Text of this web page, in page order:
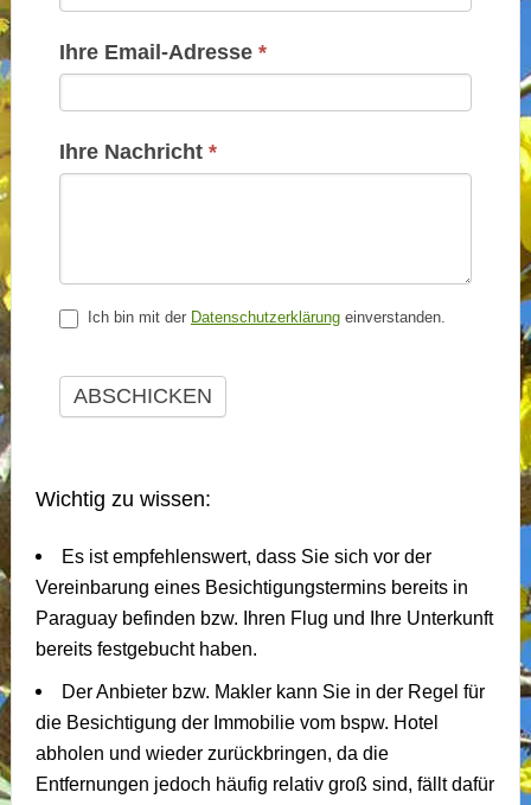
Ihre Email-Adresse *
Ihre Nachricht *
Ich bin mit der Datenschutzerklärungeinverstanden.
ABSCHICKEN
Wichtig zu wissen:
Es ist empfehlenswert, dass Sie sich vor der
Vereinbarung eines Besichtigungstermins bereits in
Paraguay befinden bzw. Ihren Flug und Ihre Unterkunft
bereits festgebucht haben.
Der Anbieter bzw. Makler kann Sie in der Regel für
die Besichtigung der Immobilie vom bspw. Hotel
abholen und wieder zurückbringen, da die
Entfernungen jedoch häufig relativ groß sind, fällt dafür